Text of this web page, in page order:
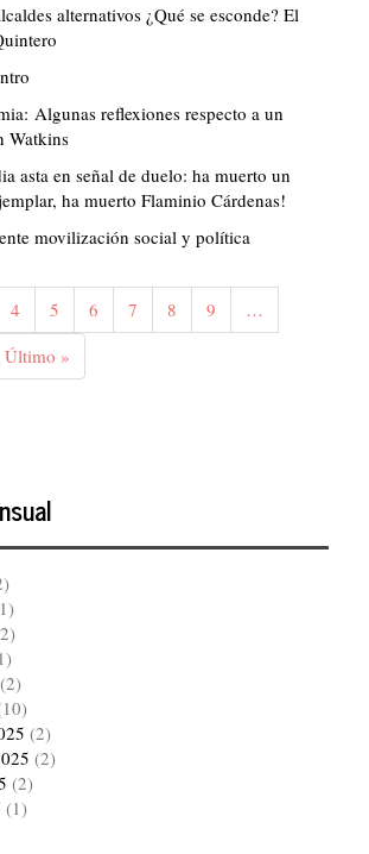
alternativos ¿Qué se esconde? El
Algunas reflexiones respecto a un
Watkins
asta en señal de duelo: ha muerto un
ha muerto Flaminio Cárdenas!
movilización social y política
Página
4 Página
5 Página
6 Página
7 Página
8 Página
9
…
Última
página
Último »
(2)
(2)
(2)
(2)
(1)